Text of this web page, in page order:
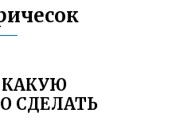
КАКУЮ
СДЕЛАТЬ